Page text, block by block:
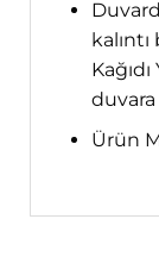
Kağıdı
duvara
Ürün